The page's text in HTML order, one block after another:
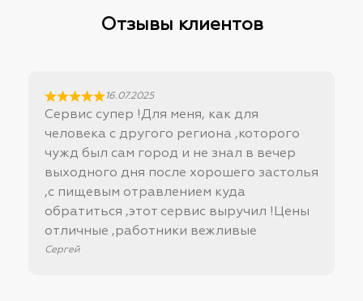
Отзывы клиентов
16.07.2025
Сервис супер !Для меня, как для
человека с другого региона ,которого
чужд был сам город и не знал в вечер
выходного дня после хорошего застолья
,с пищевым отравлением куда
обратиться ,этот сервис выручил !Цены
отличные ,работники вежливые
Сергей